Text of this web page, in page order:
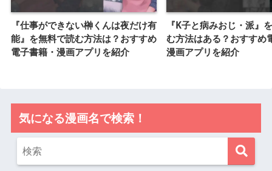
『仕事ができない榊くんは夜だけ有
能』を無料で読む方法は？おすすめ
電子書籍・漫画アプリを紹介
『K子と病みおじ・派』
む方法はある？おすすめ
漫画アプリを紹介
気になる漫画名で検索！